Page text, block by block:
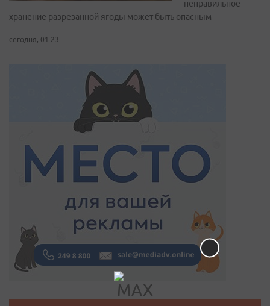
неправильное
хранение разрезанной ягоды может быть опасным
сегодня, 01:23